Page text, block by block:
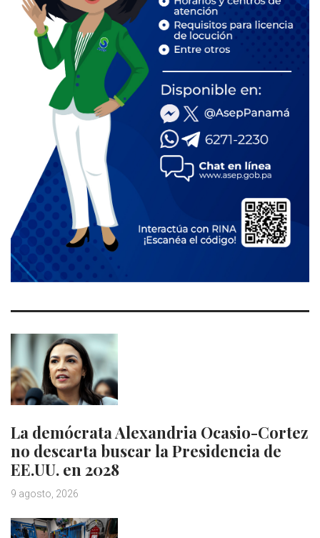
La demócrata Alexandria Ocasio-Cortez
no descarta buscar la Presidencia de
EE.UU. en 2028
9 agosto, 2026